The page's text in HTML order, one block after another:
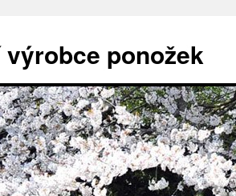
výrobce ponožek